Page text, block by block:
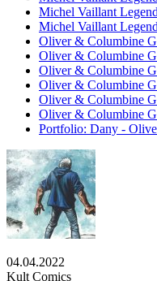
Michel Vaillant
Michel Vaillant
Oliver & Columbine
Oliver & Columbine
Oliver & Columbine
Oliver & Columbine
Oliver & Columbine
Oliver & Columbine
Portfolio: Dany -
04.04.2022
Kult Comics